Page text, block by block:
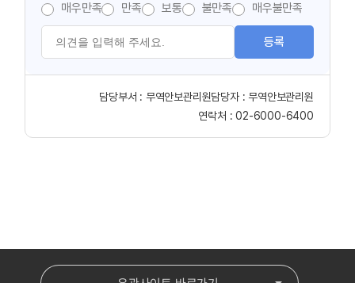
매우만족 만족 보통 불만족 매우불만족
등록
담당부서 : 무역안보관리원담당자 : 무역안보관리원
연락처 :02-6000-6400